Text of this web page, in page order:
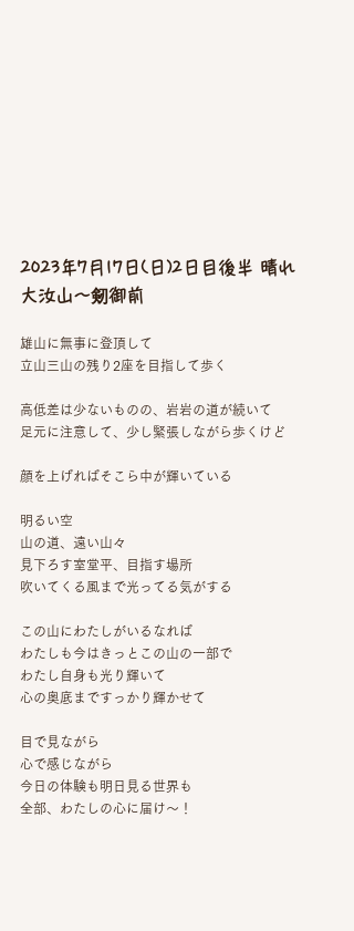
2023年7月17日(日)2日目後半 晴れ
大汝山〜剱御前
雄山に無事に登頂して
立山三山の残り2座を目指して歩く
高低差は少ないものの、岩岩の道が続いて
足元に注意して、少し緊張しながら歩くけど
顔を上げればそこら中が輝いている
明るい空
山の道、遠い山々
見下ろす室堂平、目指す場所
吹いてくる風まで光ってる気がする
この山にわたしがいるなれば
わたしも今はきっとこの山の一部で
わたし自身も光り輝いて
心の奥底まですっかり輝かせて
目で見ながら
心で感じながら
今日の体験も明日見る世界も
全部、わたしの心に届け〜！